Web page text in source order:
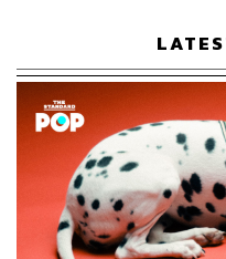
ทั้งหมดนี้ยังสามารถเลือก
ข้าวแบบสเปน Arroz แนะใ
กินปาเอญ่าคนเดียวกันล่ะ?
Where: Arroz ซอยสุขุมวิท
เปิดบริการเวลา
ARROZ – Spanish
ท่าน หรือ 3,300 บาทเมื่อร